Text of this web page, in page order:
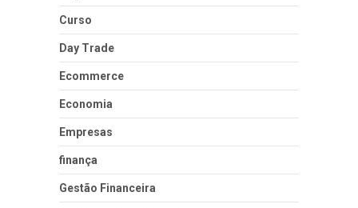
Curso
Day Trade
Ecommerce
Economia
Empresas
finança
Gestão Financeira